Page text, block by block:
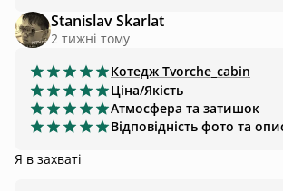
Stanislav Skarlat
2 тижні тому
Котедж Tvorche_cabin
Ціна/Якість
Атмосфера та затишок
Відповідність фото та
Я в захваті